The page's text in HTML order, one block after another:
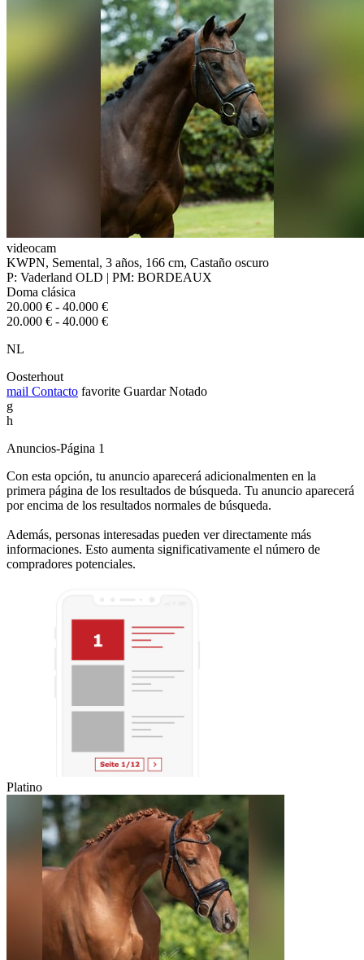
videocam
KWPN, Semental, 3 años, 166 cm, Castaño oscuro
P: Vaderland OLD | PM: BORDEAUX
Doma clásica
20.000 € - 40.000 €
20.000 € - 40.000 €
NL
Oosterhout
mail Contacto favorite Guardar Notado
g
h
Anuncios-Página 1
Con esta opción, tu anuncio aparecerá adicionalmenten en la
primera página de los resultados de búsqueda. Tu anuncio aparecerá
por encima de los resultados normales de búsqueda.
Además, personas interesadas pueden ver directamente más
informaciones. Esto aumenta significativamente el número de
compradores potenciales.
Platino